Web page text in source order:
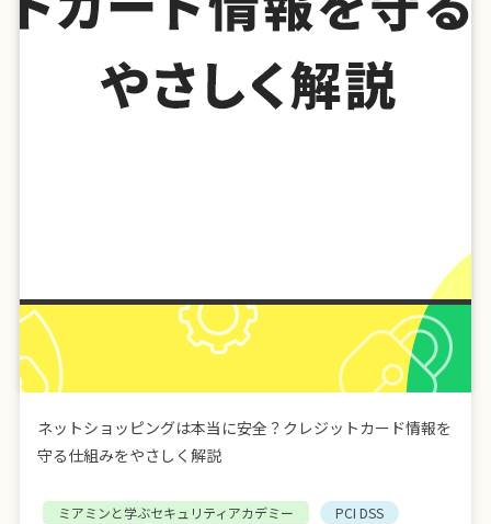
ネットショッピングは本当に安全？クレジットカード情報を
守る仕組みをやさしく解説
ミアミンと学ぶセキュリティアカデミー
PCI DSS